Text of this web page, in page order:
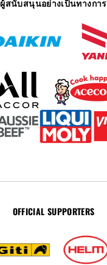
ผู้สนับสนุนอย่างเป็นทางการ
OFFICIAL SUPPORTERS